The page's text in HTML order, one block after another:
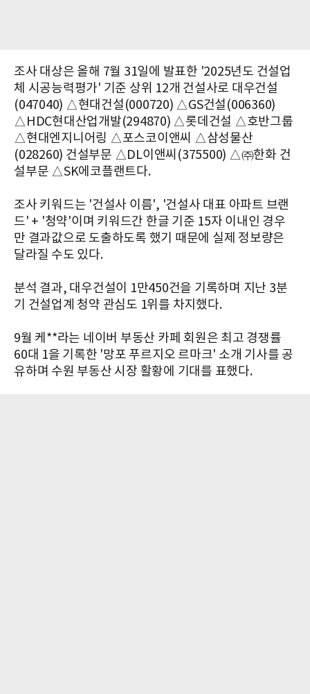
조사 대상은 올해 7월 31일에 발표한 '2025년도 건설업
체 시공능력평가' 기준 상위 12개 건설사로 대우건설
(047040) △현대건설(000720) △GS건설(006360)
△HDC현대산업개발(294870) △롯데건설 △호반그룹
△현대엔지니어링 △포스코이앤씨 △삼성물산
(028260) 건설부문 △DL이앤씨(375500) △㈜한화 건
설부문 △SK에코플랜트다.
조사 키워드는 '건설사 이름', '건설사 대표 아파트 브랜
드' + '청약'이며 키워드간 한글 기준 15자 이내인 경우
만 결과값으로 도출하도록 했기 때문에 실제 정보량은
달라질 수도 있다.
분석 결과, 대우건설이 1만450건을 기록하며 지난 3분
기 건설업계 청약 관심도 1위를 차지했다.
9월 케**라는 네이버 부동산 카페 회원은 최고 경쟁률
60대 1을 기록한 '망포 푸르지오 르마크' 소개 기사를 공
유하며 수원 부동산 시장 활황에 기대를 표했다.